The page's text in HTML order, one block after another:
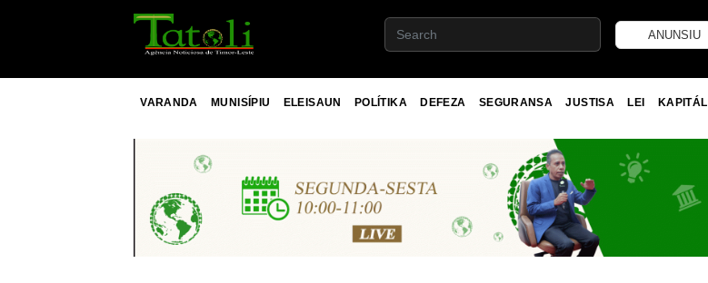
ANUNSIU
VARANDA MUNISÍPIU ELEISAUN POLÍTIKA DEFEZA SEGURANSA JUSTISA LEI KAPITÁL